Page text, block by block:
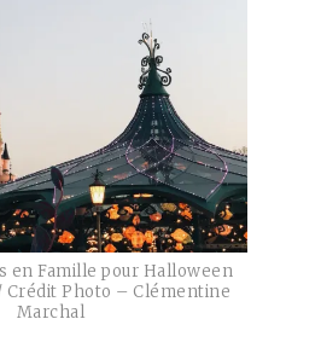
en Famille pour Halloween
Crédit Photo – Clémentine
Marchal